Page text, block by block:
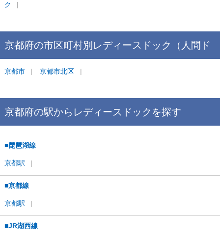
ク
京都府の市区町村別 レディースドック（人間ド
ック＋婦人科検診）
京都市 京都市北区
京都府の駅から レディースドックを探す
■琵琶湖線
京都駅
■京都線
京都駅
■JR湖西線